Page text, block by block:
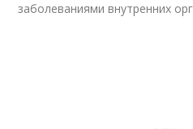
заболеваниями внутренних